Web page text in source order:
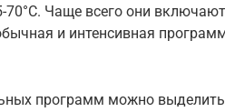
70°С. Чаще всего они
и интенсивная
программ можно